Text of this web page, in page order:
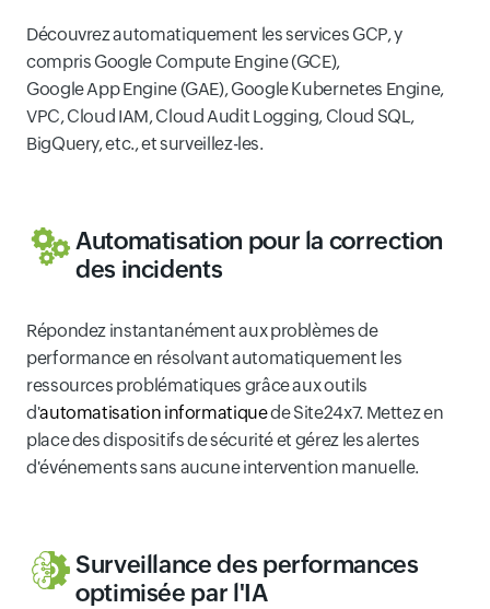
Découvrez automatiquement les services GCP, y
compris Google Compute Engine (GCE),
Google App Engine (GAE), Google Kubernetes Engine,
VPC, Cloud IAM, Cloud Audit Logging, Cloud SQL,
BigQuery, etc., et surveillez-les.
Automatisation pour la correction
des incidents
Répondez instantanément aux problèmes de
performance en résolvant automatiquement les
ressources problématiques grâce aux outils
d'automatisation informatiquede Site24x7. Mettez en
place des dispositifs de sécurité et gérez les alertes
d'événements sans aucune intervention manuelle.
Surveillance des performances
optimisée par l'IA